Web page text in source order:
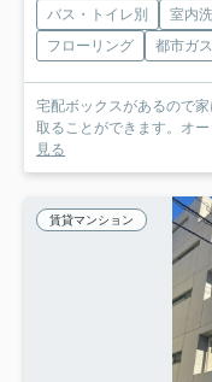
バス・トイレ別 室内
フローリング
都市ガス
宅配ボックスがあるので
取ることができます。オ
見る
賃貸マンション